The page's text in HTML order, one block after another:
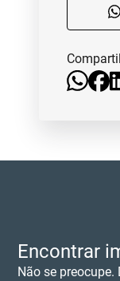
Encontrar
Não se